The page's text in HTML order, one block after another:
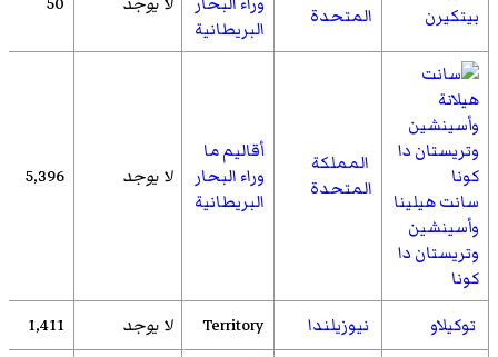
بيتكيرن
المتحدة
البريطانية
سانت هيلينا
وأسينشين
وتريستان دا
كونا
المملكة
المتحدة
أقاليم ما
وراء البحار
البريطانية
لا يوجد 5,396
توكيلاو نيوزيلندا Territory لا يوجد 1,411